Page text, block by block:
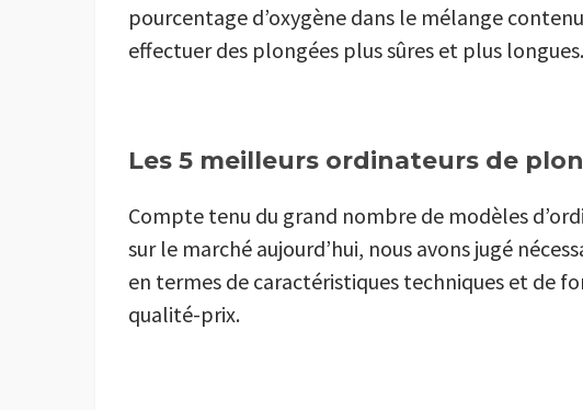
pourcentage d’oxygène dans le mélange
effectuer des plongées plus sûres et plus longues.
Les 5 meilleurs ordinateurs de
Compte tenu du grand nombre de modèles
sur le marché aujourd’hui, nous avons jugé
en termes de caractéristiques techniques et de
qualité-prix.